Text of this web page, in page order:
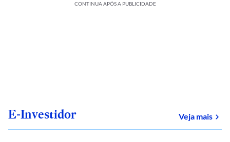
CONTINUA APÓS A PUBLICIDADE
E-Investidor Veja mais